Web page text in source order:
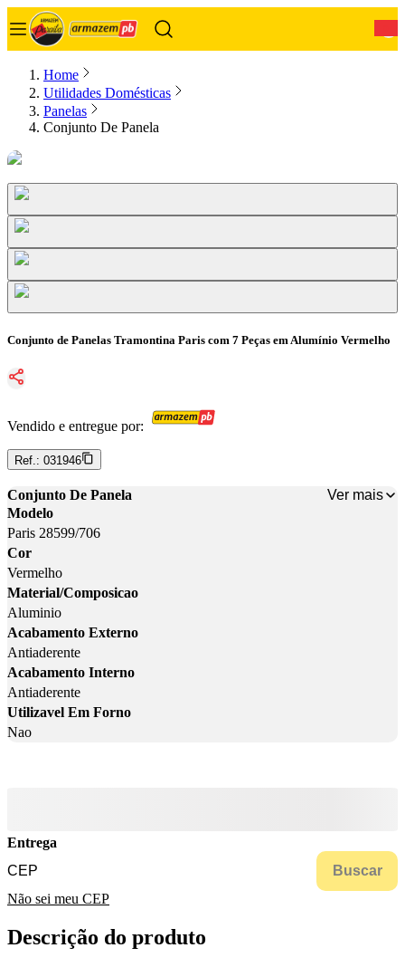
Home
Utilidades Domésticas
Panelas
Conjunto De Panela
Conjunto de Panelas Tramontina Paris com 7 Peças em Alumínio Vermelho
Vendido e entregue por:
Ref.: 031946
Conjunto De Panela
Ver mais
Modelo
Paris 28599/706
Cor
Vermelho
Material/Composicao
Aluminio
Acabamento Externo
Antiaderente
Acabamento Interno
Antiaderente
Utilizavel Em Forno
Nao
Entrega
Buscar
Não sei meu CEP
Descrição do produto